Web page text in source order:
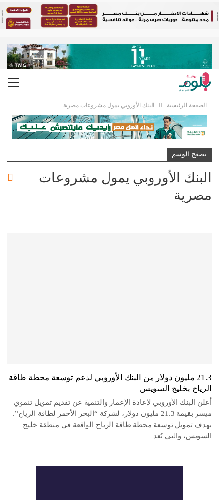
الصفحة الرئيسية البنك الأوروبي يمول مشروعات مصرية
تصفح الوسم
البنك الأوروبي يمول مشروعات
مصرية
21.3 مليون دولار من البنك الأوروبي لدعم توسعة محطة طاقة
الرياح بخليج السويس
أعلن البنك الأوروبي لإعادة الإعمار والتنمية عن تقديم تمويل تنموي
ميسر بقيمة 21.3 مليون دولار، لشركة “البحر الأحمر لطاقة الرياح”.
بهدف تمويل توسعة محطة طاقة الرياح الواقعة في منطقة خليج
السويس، والتي تُعد